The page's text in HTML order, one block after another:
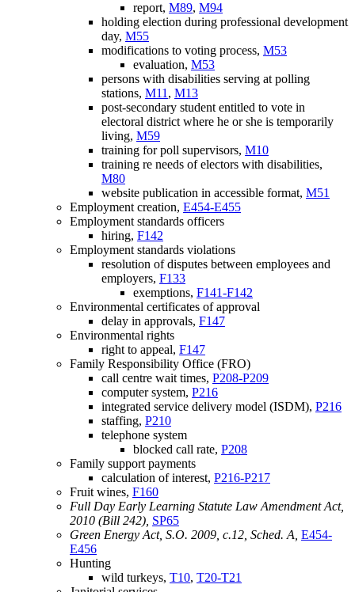
report, M89, M94
holding election during professional development
day, M55
modifications to voting process, M53
evaluation, M53
persons with disabilities serving at polling
stations, M11 , M13
post-secondary student entitled to vote in
electoral district where he or she is temporarily
living, M59
training for poll supervisors, M10
training re needs of electors with disabilities,
M80
website publication in accessible format, M51
Employment creation, E454-E455
Employment standards officers
hiring, F142
Employment standards violations
resolution of disputes between employees and
employers, F133
exemptions, F141-F142
Environmental certificates of approval
delay in approvals, F147
Environmental rights
right to appeal, F147
Family Responsibility Office (FRO)
call centre wait times, P208-P209
computer system, P216
integrated service delivery model (ISDM), P216
staffing, P210
telephone system
blocked call rate, P208
Family support payments
calculation of interest, P216-P217
Fruit wines, F160
Full Day Early Learning Statute Law Amendment Act,
2010 (Bill 242), SP65
Green Energy Act, S.O. 2009, c.12, Sched. A, E454-
E456
Hunting
wild turkeys, T10, T20-T21